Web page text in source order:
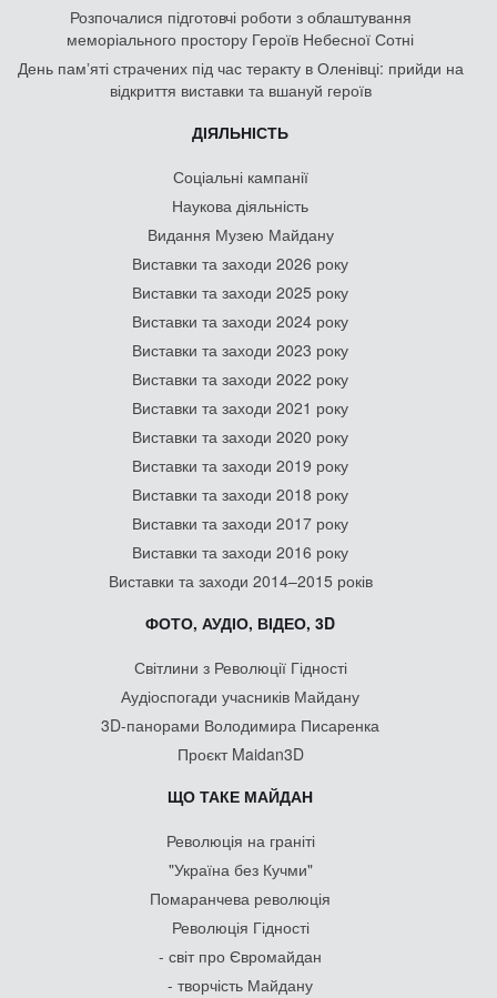
Розпочалися підготовчі роботи з облаштування
меморіального простору Героїв Небесної Сотні
День памʼяті страчених під час теракту в Оленівці: прийди на
відкриття виставки та вшануй героїв
ДІЯЛЬНІСТЬ
Соціальні кампанії
Наукова діяльність
Видання Музею Майдану
Виставки та заходи 2026 року
Виставки та заходи 2025 року
Виставки та заходи 2024 року
Виставки та заходи 2023 року
Виставки та заходи 2022 року
Виставки та заходи 2021 року
Виставки та заходи 2020 року
Виставки та заходи 2019 року
Виставки та заходи 2018 року
Виставки та заходи 2017 року
Виставки та заходи 2016 року
Виставки та заходи 2014–2015 років
ФОТО, АУДІО, ВІДЕО, 3D
Світлини з Революції Гідності
Аудіоспогади учасників Майдану
3D-панорами Володимира Писаренка
Проєкт Maidan3D
ЩО ТАКЕ МАЙДАН
Революція на граніті
"Україна без Кучми"
Помаранчева революція
Революція Гідності
- світ про Євромайдан
- творчість Майдану